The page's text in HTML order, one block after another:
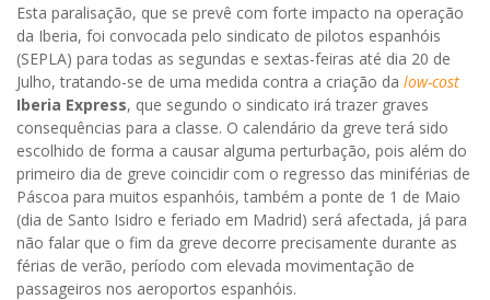
Esta paralisação, que se prevê com forte impacto na operação
da Iberia, foi convocada pelo sindicato de pilotos espanhóis
(SEPLA) para todas as segundas e sextas-feiras até dia 20 de
Julho, tratando-se de uma medida contra a criação da low-cost
Iberia Express, que segundo o sindicato irá trazer graves
consequências para a classe. O calendário da greve terá sido
escolhido de forma a causar alguma perturbação, pois além do
primeiro dia de greve coincidir com o regresso das miniférias de
Páscoa para muitos espanhóis, também a ponte de 1 de Maio
(dia de Santo Isidro e feriado em Madrid) será afectada, já para
não falar que o fim da greve decorre precisamente durante as
férias de verão, período com elevada movimentação de
passageiros nos aeroportos espanhóis.